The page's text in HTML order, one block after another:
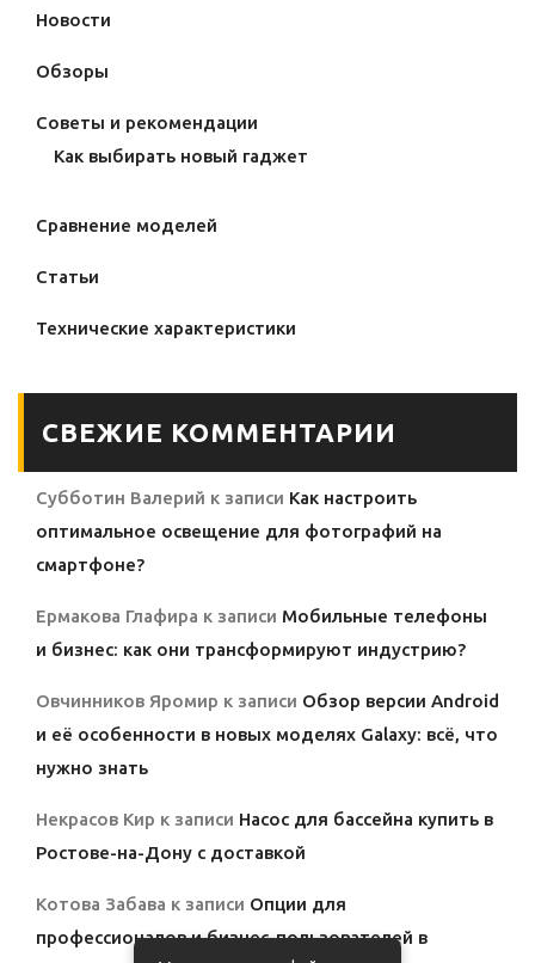
Новости
Обзоры
Советы и рекомендации
Как выбирать новый гаджет
Сравнение моделей
Статьи
Технические характеристики
СВЕЖИЕ КОММЕНТАРИИ
Субботин Валерий к записи Как настроить
оптимальное освещение для фотографий на
смартфоне?
Ермакова Глафира к записи Мобильные телефоны
и бизнес: как они трансформируют индустрию?
Овчинников Яромир к записи Обзор версии Android
и её особенности в новых моделях Galaxy: всё, что
нужно знать
Некрасов Кир к записи Насос для бассейна купить в
Ростове-на-Дону с доставкой
Котова Забава к записи Опции для
профессионалов и бизнес-пользователей в